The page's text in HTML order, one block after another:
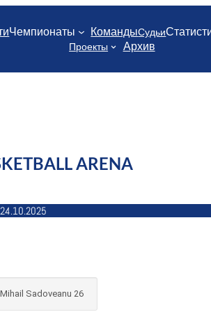
Чемпионаты КомандыСудьи
Проекты
Архив
ARENA
24.10.2025
Sadoveanu 26